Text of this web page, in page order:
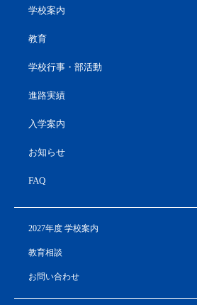
学校案内
教育
学校行事・部活動
進路実績
入学案内
お知らせ
FAQ
2027年度 学校案内
教育相談
お問い合わせ